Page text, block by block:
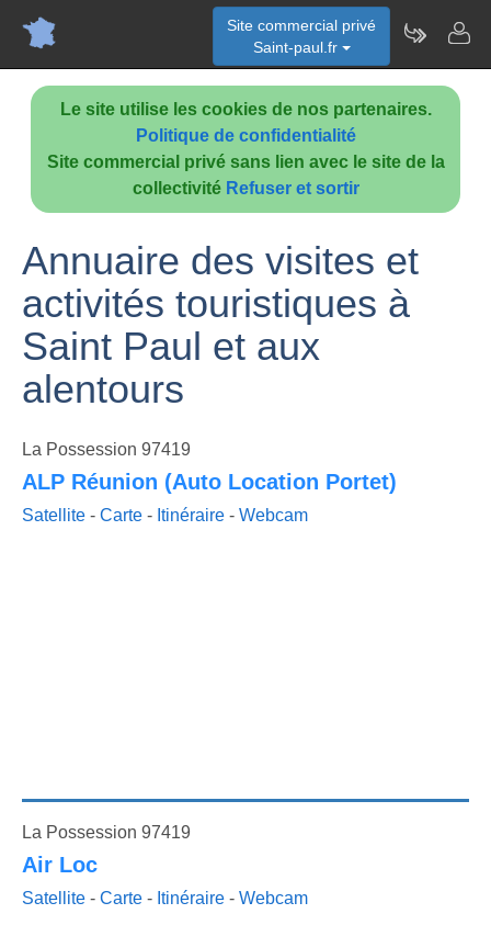
Le site utilise les cookies de nos partenaires.
Politique de confidentialité
Site commercial privé sans lien avec le site de la
collectivité Refuser et sortir
Site commercial privé
Saint-paul.fr
Annuaire des visites et
activités touristiques à
Saint Paul et aux
alentours
La Possession 97419
ALP Réunion (Auto Location Portet)
Satellite - Carte - Itinéraire - Webcam
La Possession 97419
Air Loc
Satellite - Carte - Itinéraire - Webcam